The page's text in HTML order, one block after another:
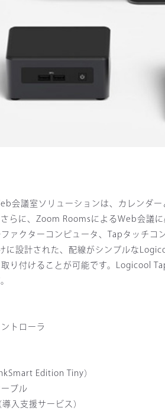
会議室ソリューションは、カレンダ
らに、Zoom RoomsによるWeb会議
ァクターコンピュータ、Tapタッチ
に設計された、配線がシンプルな
取り付けることが可能です。Logicool
トローラ
Edition Tiny）
ブル
入支援サービス）